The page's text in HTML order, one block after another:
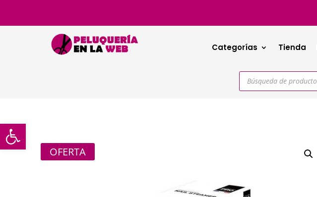
Abrir barra de herramientas
Categorías Tienda
Búsqueda
productos
OFERTA